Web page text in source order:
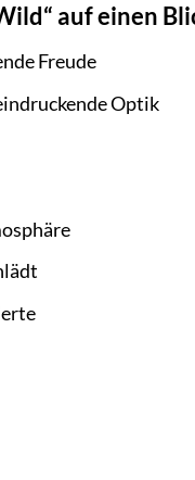
auf einen
Freude
Optik